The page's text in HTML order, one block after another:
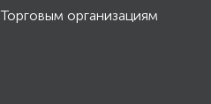
Торговым организациям